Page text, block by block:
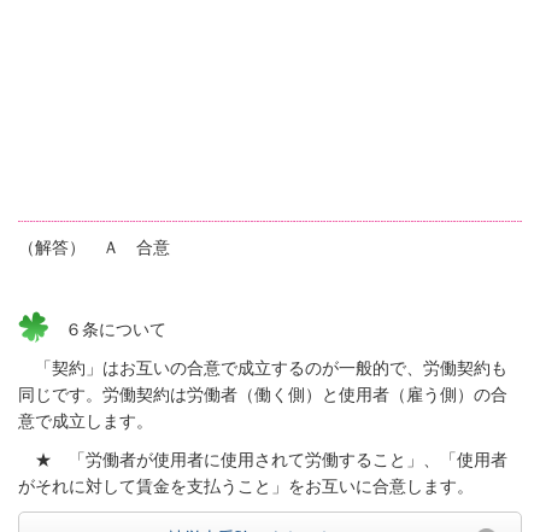
（解答） Ａ 合意
６条について
「契約」はお互いの合意で成立するのが一般的で、労働契約も
同じです。労働契約は労働者（働く側）と使用者（雇う側）の合
意で成立します。
★ 「労働者が使用者に使用されて労働すること」、「使用者
がそれに対して賃金を支払うこと」をお互いに合意します。